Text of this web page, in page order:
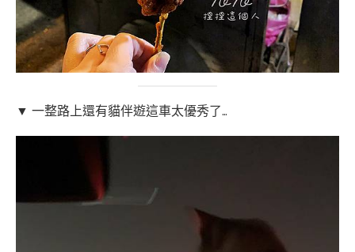
▼ 一整路上還有貓伴遊這車太優秀了…